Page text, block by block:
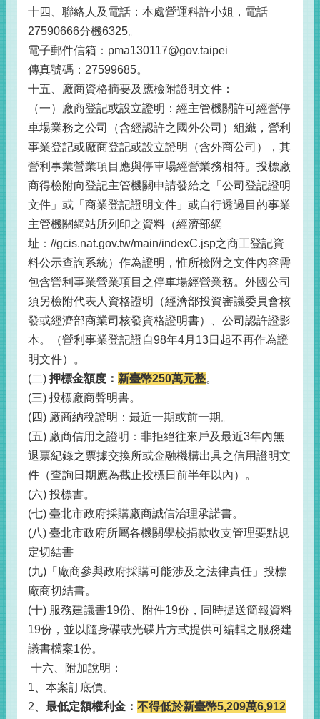
十四、聯絡人及電話：本處營運科許小姐，電話
27590666分機6325。
電子郵件信箱：pma130117@gov.taipei
傳真號碼：27599685。
十五、廠商資格摘要及應檢附證明文件：
（一）廠商登記或設立證明：經主管機關許可經營停
車場業務之公司（含經認許之國外公司）組織，營利
事業登記或廠商登記或設立證明（含外商公司），其
營利事業營業項目應與停車場經營業務相符。投標廠
商得檢附向登記主管機關申請發給之「公司登記證明
文件」或「商業登記證明文件」或自行透過目的事業
主管機關網站所列印之資料（經濟部網
址：//gcis.nat.gov.tw/main/indexC.jsp之商工登記資
料公示查詢系統）作為證明，惟所檢附之文件內容需
包含營利事業營業項目之停車場經營業務。外國公司
須另檢附代表人資格證明（經濟部投資審議委員會核
發或經濟部商業司核發資格證明書）、公司認許證影
本。（營利事業登記證自98年4月13日起不再作為證
明文件）。
(二) 押標金額度： 新臺幣250萬元整。
(三) 投標廠商聲明書。
(四) 廠商納稅證明：最近一期或前一期。
(五) 廠商信用之證明：非拒絕往來戶及最近3年內無
退票紀錄之票據交換所或金融機構出具之信用證明文
件（查詢日期應為截止投標日前半年以內）。
(六) 投標書。
(七) 臺北市政府採購廠商誠信治理承諾書。
(八) 臺北市政府所屬各機關學校捐款收支管理要點規
定切結書
(九)「廠商參與政府採購可能涉及之法律責任」投標
廠商切結書。
(十) 服務建議書19份、附件19份，同時提送簡報資料
19份，並以隨身碟或光碟片方式提供可編輯之服務建
議書檔案1份。
十六、附加說明：
1、本案訂底價。
2、 最低定額權利金： 不得低於新臺幣5,209萬6,912